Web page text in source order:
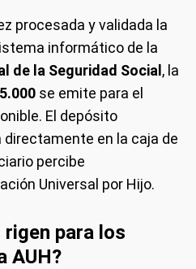
procesada y validada la
informático de la
de la Seguridad Social , la
se emite para el
El depósito
en la caja de
percibe
Universal por Hijo.
rigen para los
AUH?